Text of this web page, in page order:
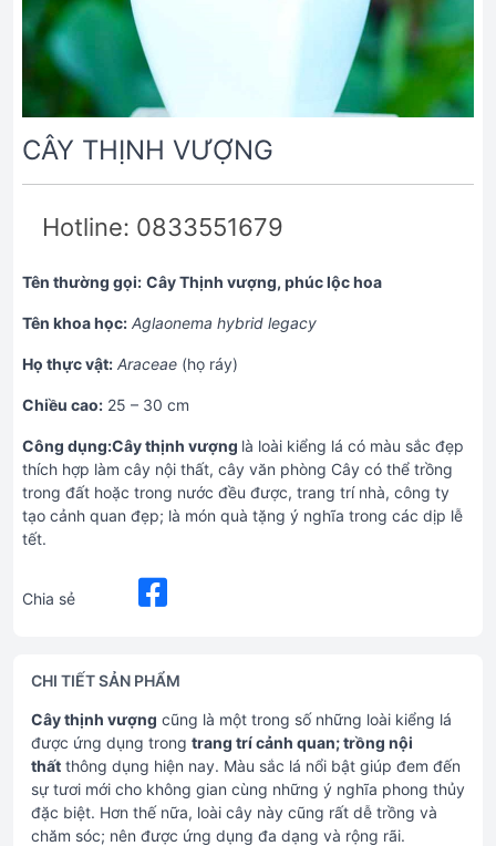
CÂY THỊNH VƯỢNG
Hotline: 0833551679
Tên thường gọi: Cây Thịnh vượng, phúc lộc hoa
Tên khoa học: Aglaonema hybrid legacy
Họ thực vật: Araceae (họ ráy)
Chiều cao: 25 – 30 cm
Công dụng:Cây thịnh vượng là loài kiểng lá có màu sắc đẹp
thích hợp làm cây nội thất, cây văn phòng Cây có thể trồng
trong đất hoặc trong nước đều được, trang trí nhà, công ty
tạo cảnh quan đẹp; là món quà tặng ý nghĩa trong các dịp lễ
tết.
Chia sẻ
CHI TIẾT SẢN PHẨM
Cây thịnh vượng cũng là một trong số những loài kiểng lá
được ứng dụng trong trang trí cảnh quan; trồng nội
thất thông dụng hiện nay. Màu sắc lá nổi bật giúp đem đến
sự tươi mới cho không gian cùng những ý nghĩa phong thủy
đặc biệt. Hơn thế nữa, loài cây này cũng rất dễ trồng và
chăm sóc; nên được ứng dụng đa dạng và rộng rãi.